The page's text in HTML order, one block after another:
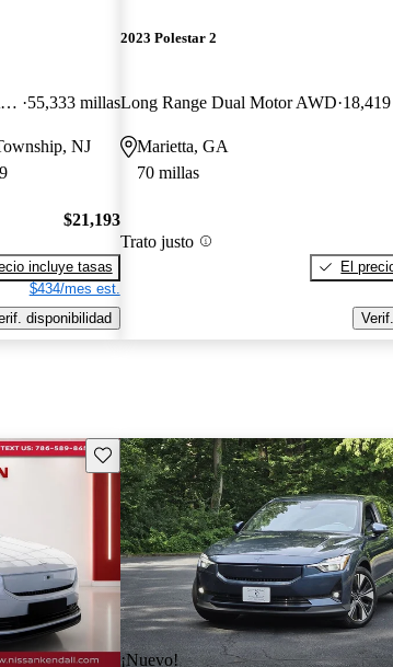
Long Range Dual Motor Fastback AWD 55,333 millas
NJ
$21,193
incluye tasas
$434/mes est.
disponibilidad
2023 Polestar 2
Long Range Dual Motor AWD
Marietta, GA
70 millas
Trato justo
El
Guarda este Aviso
¡Nuevo!